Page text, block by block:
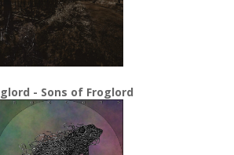
- Sons of Froglord